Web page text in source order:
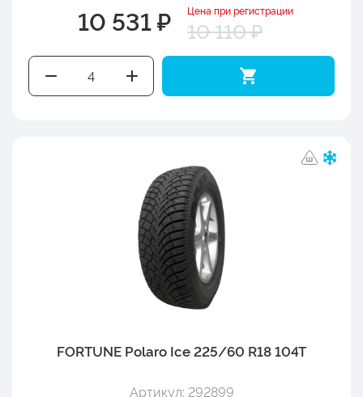
10 531 ₽ Цена при регистрации
10 110 ₽
FORTUNE Polaro Ice 225/60 R18 104T
Артикул: 292899